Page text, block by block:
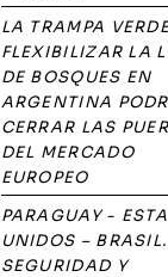
LA TRAMPA
FLEXIBILIZAR LA
DE BOSQUES EN
ARGENTINA
CERRAR LAS
DEL MERCADO
EUROPEO
PARAGUAY -
UNIDOS – BRASIL.
SEGURIDAD Y